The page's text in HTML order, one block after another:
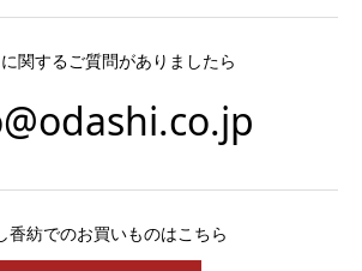
関するご質問がありましたら
香紡でのお買いものはこちら